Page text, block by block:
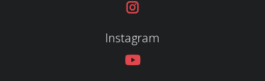
Instagram